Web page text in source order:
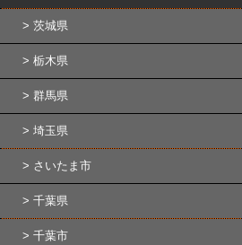
茨城県
栃木県
群馬県
埼玉県
さいたま市
千葉県
千葉市